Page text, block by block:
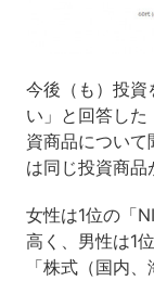
今後（も）投資
い」と回答し
資商品につい
は同じ投資商品
女性は1位の「
高く、男性は1
「株式（国内